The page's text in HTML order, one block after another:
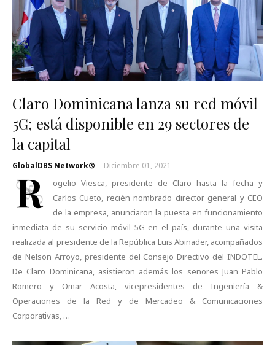
Claro Dominicana lanza su red móvil
5G; está disponible en 29 sectores de
la capital
GlobalDBS Network® - Diciembre 01, 2021
R
ogelio Viesca, presidente de Claro hasta la fecha y
Carlos Cueto, recién nombrado director general y CEO
de la empresa, anunciaron la puesta en funcionamiento
inmediata de su servicio móvil 5G en el país, durante una visita
realizada al presidente de la República Luis Abinader, acompañados
de Nelson Arroyo, presidente del Consejo Directivo del INDOTEL.
De Claro Dominicana, asistieron además los señores Juan Pablo
Romero y Omar Acosta, vicepresidentes de Ingeniería &
Operaciones de la Red y de Mercadeo & Comunicaciones
Corporativas, …